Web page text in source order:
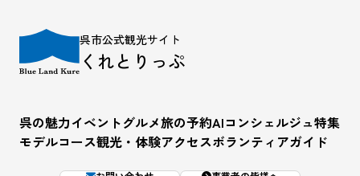
呉市公式観光サイト
くれとりっぷ
呉の魅力イベントグルメ旅の予約AIコンシェルジュ特集
モデルコース観光・体験アクセスボランティアガイド